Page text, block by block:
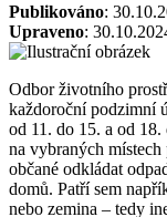
Publikováno:
Upraveno:
Odbor životního
každoroční podzimní
od 11. do 15. a od
na vybraných
občané odkládat
domů. Patří sem
nebo zemina – tedy